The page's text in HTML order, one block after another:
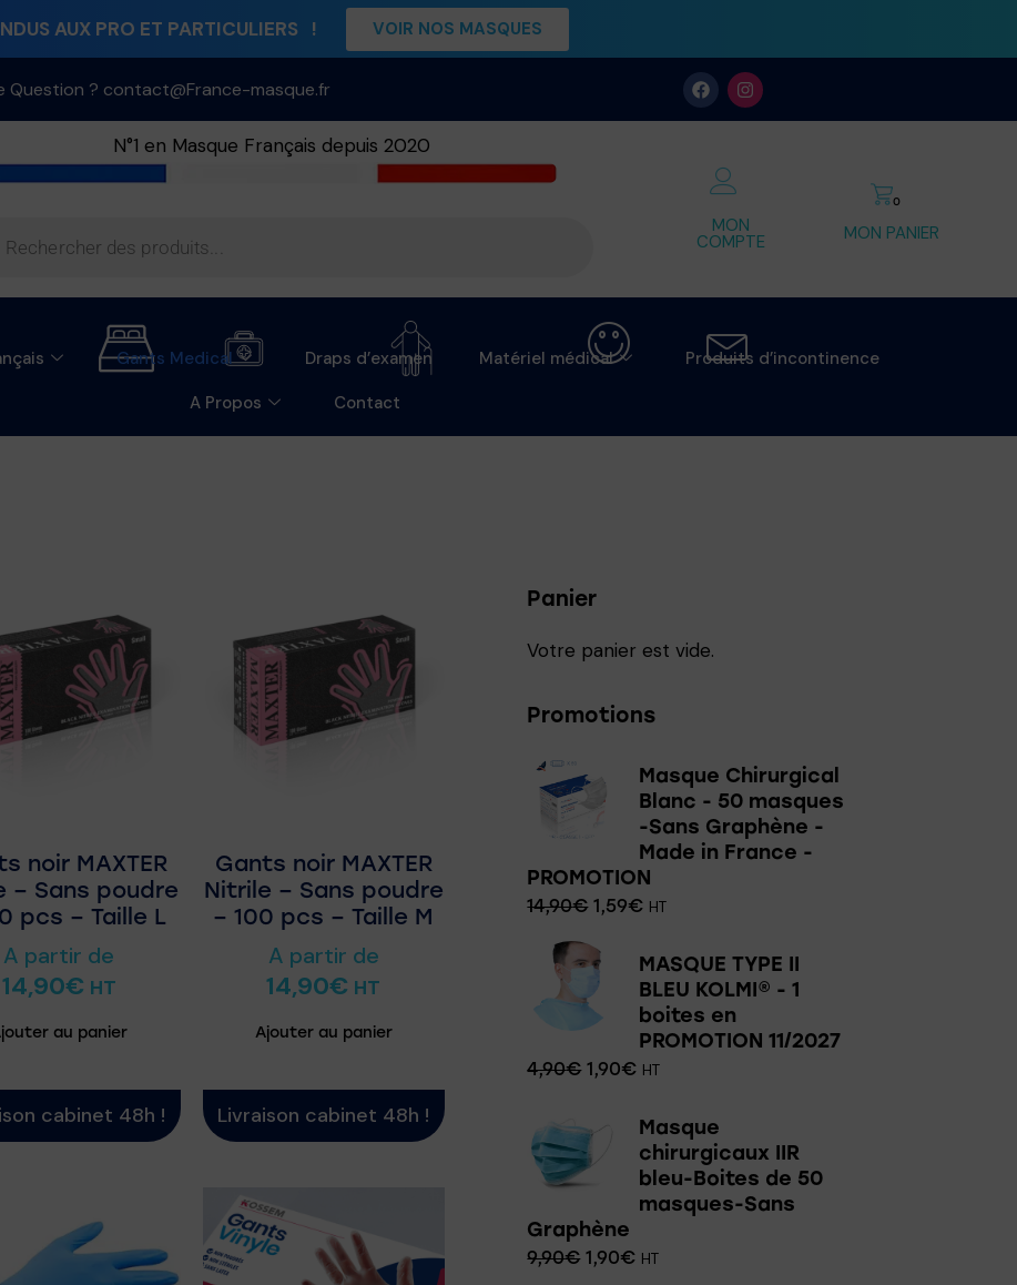
AUX PRO ET PARTICULIERS ! VOIR NOS MASQUES
Question ? contact@France-masque.fr
N°1 en Masque Français depuis 2020
MON
COMPTE
0
MON PANIER
Gants Medical Draps d’examen Matériel médical
Produits d’incontinence
A Propos
Contact
noir MAXTER
– Sans poudre
pcs – Taille L
A partir de
14,90€ HT
au panier
cabinet 48h !
Gants noir MAXTER
Nitrile – Sans poudre
– 100 pcs – Taille M
A partir de
14,90€ HT
Ajouter au panier
Livraison cabinet 48h !
Panier
Votre panier est vide.
Promotions
Masque Chirurgical
Blanc - 50 masques
-Sans Graphène -
Made in France -
PROMOTION
14,90€ 1,59€ HT
MASQUE TYPE II
BLEU KOLMI® - 1
boites en
PROMOTION 11/2027
4,90€ 1,90€ HT
Masque
chirurgicaux IIR
bleu-Boites de 50
masques-Sans
Graphène
9,90€ 1,90€ HT